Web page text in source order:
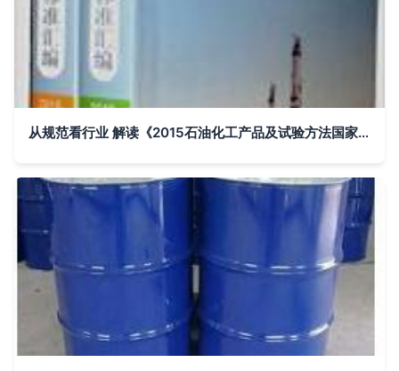
从规范看行业 解读《2015石油化工产品及试验方法国家标准汇编》的学术价值与实践意义